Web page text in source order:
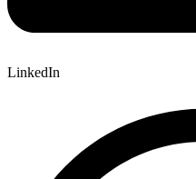
LinkedIn